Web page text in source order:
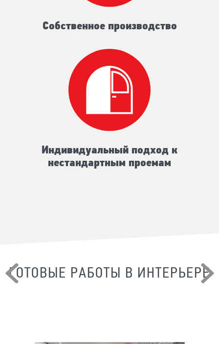
Собственное производство
Индивидуальный подход к
нестандартным проемам
ГОТОВЫЕ РАБОТЫ В ИНТЕРЬЕРЕ